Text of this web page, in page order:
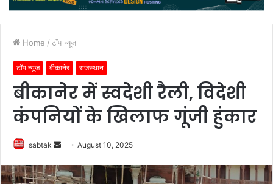
Home / टॉप न्यूज
टॉप न्यूज बीकानेर राजस्थान
बीकानेर में स्वदेशी रैली, विदेशी
कंपनियों के खिलाफ गूंजी हुंकार
sabtak
Send
email
August 10, 2025